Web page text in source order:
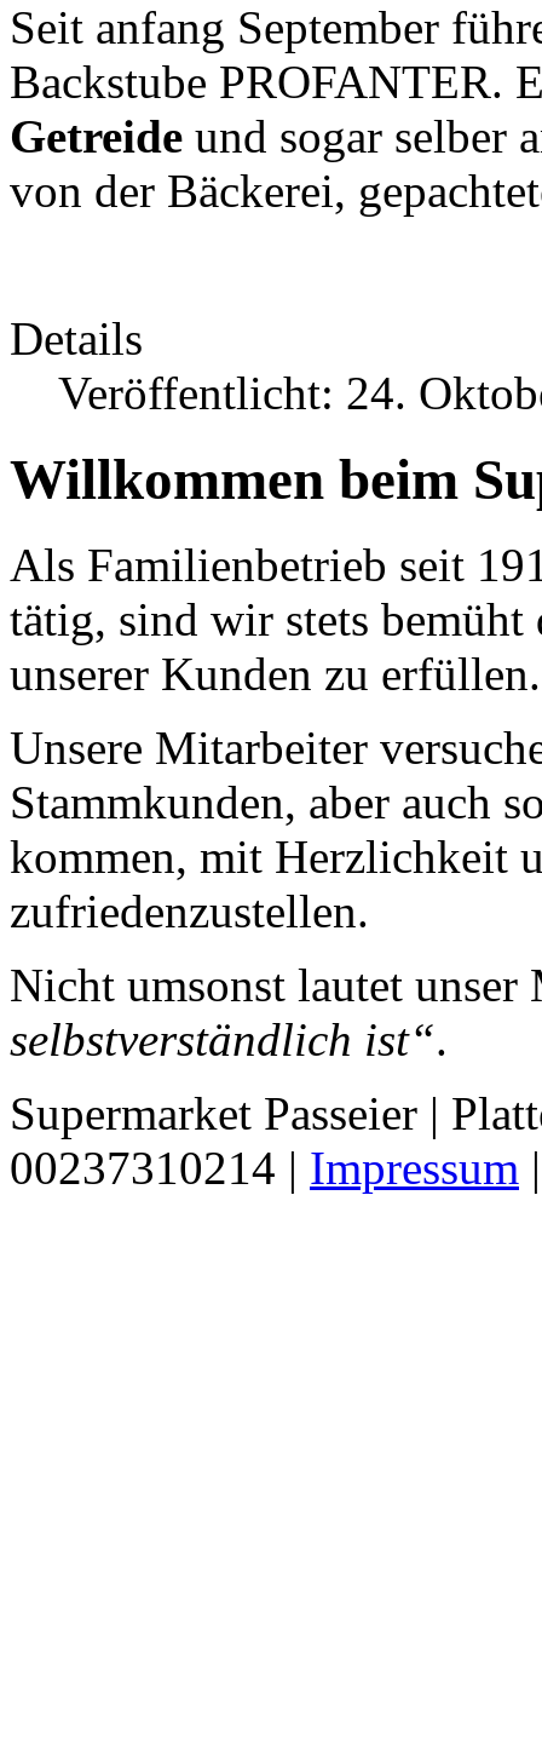
Seit anfang September
Backstube PROFANTER.
Getreide und sogar selber
von der Bäckerei,
Details
Veröffentlicht: 24.
Willkommen beim
Als Familienbetrieb seit
tätig, sind wir stets bemüht
unserer Kunden zu erfüllen.
Unsere Mitarbeiter
Stammkunden, aber auch
kommen, mit Herzlichkeit
zufriedenzustellen.
Nicht umsonst lautet
selbstverständlich ist“.
Supermarket Passeier |
00237310214 | Impressum